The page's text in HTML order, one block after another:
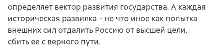
определяет вектор развития государства. А каждая
историческая развилка – не что иное как попытка
внешних сил отдалить Россию от высшей цели,
сбить ее с верного пути.